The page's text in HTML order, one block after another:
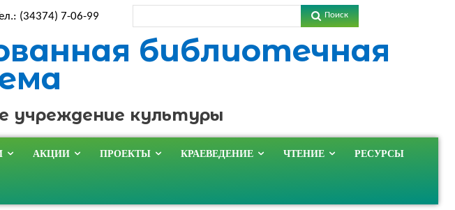
(34374) 7-06-99 Поиск
библиотечная
учреждение культуры
АКЦИИ ПРОЕКТЫ КРАЕВЕДЕНИЕ ЧТЕНИЕ РЕСУРСЫ